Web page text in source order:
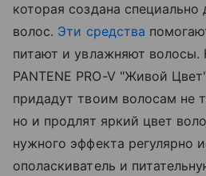
которая создана
волос. Эти средства
питают и увлажняют волосы.
PANTENE PRO-V "Живой
придадут твоим волосам не
но и продлят яркий цвет
нужного эффекта регулярно
ополаскиватель и